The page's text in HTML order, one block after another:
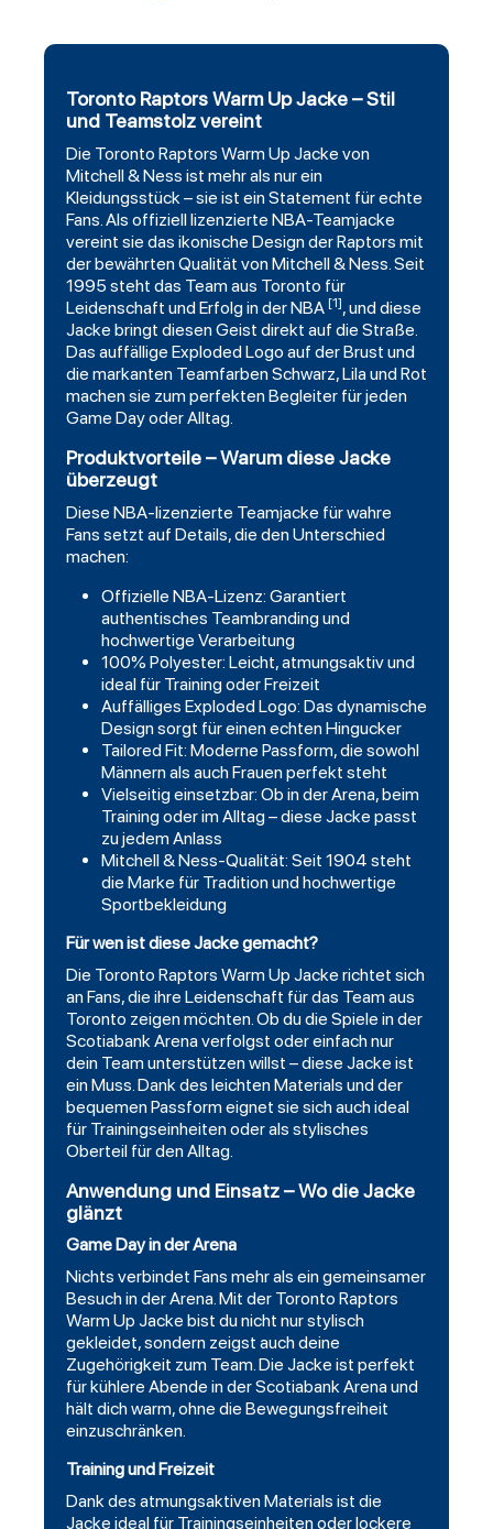
Toronto Raptors Warm Up Jacke – Stil
und Teamstolz vereint
Die Toronto Raptors Warm Up Jacke von
Mitchell& Ness ist mehr als nur ein
Kleidungsstück – sie ist ein Statement für echte
Fans. Als offiziell lizenzierte NBA-Teamjacke
vereint sie das ikonische Design der Raptors mit
der bewährten Qualität von Mitchell & Ness. Seit
1995 steht das Team aus Toronto für
Leidenschaft und Erfolg in der NBA [1], und diese
Jacke bringt diesen Geist direkt auf die Straße.
Das auffällige ExplodedLogo auf der Brust und
die markanten Teamfarben Schwarz, Lila und Rot
machen sie zum perfekten Begleiter für jeden
Game Day oder Alltag.
Produktvorteile – Warum diese Jacke
überzeugt
Diese NBA-lizenzierte Teamjacke für wahre
Fans setzt auf Details, die den Unterschied
machen:
Offizielle NBA-Lizenz: Garantiert
authentisches Teambranding und
hochwertige Verarbeitung
100% Polyester: Leicht, atmungsaktiv und
ideal für Training oder Freizeit
Auffälliges Exploded Logo: Das dynamische
Design sorgt für einen echten Hingucker
Tailored Fit: Moderne Passform, die sowohl
Männern als auch Frauen perfekt steht
Vielseitig einsetzbar: Ob in der Arena, beim
Training oder im Alltag – diese Jacke passt
zu jedem Anlass
Mitchell & Ness-Qualität: Seit 1904 steht
die Marke für Tradition und hochwertige
Sportbekleidung
Für wen ist diese Jacke gemacht?
Die Toronto Raptors Warm Up Jacke richtet sich
an Fans, die ihre Leidenschaft für das Team aus
Toronto zeigen möchten. Ob du die Spiele in der
Scotiabank Arena verfolgst oder einfach nur
dein Team unterstützen willst – diese Jacke ist
ein Muss. Dank des leichten Materials und der
bequemen Passform eignet sie sich auch ideal
für Trainingseinheiten oder als stylisches
Oberteil für den Alltag.
Anwendung und Einsatz – Wo die Jacke
glänzt
Game Day in der Arena
Nichts verbindet Fans mehr als ein gemeinsamer
Besuch in der Arena. Mit der Toronto Raptors
Warm Up Jacke bist du nicht nur stylisch
gekleidet, sondern zeigst auch deine
Zugehörigkeit zum Team. Die Jacke ist perfekt
für kühlere Abende in der Scotiabank Arena und
hält dich warm, ohne die Bewegungsfreiheit
einzuschränken.
Training und Freizeit
Dank des atmungsaktiven Materials ist die
Jacke ideal für Trainingseinheiten oder lockere